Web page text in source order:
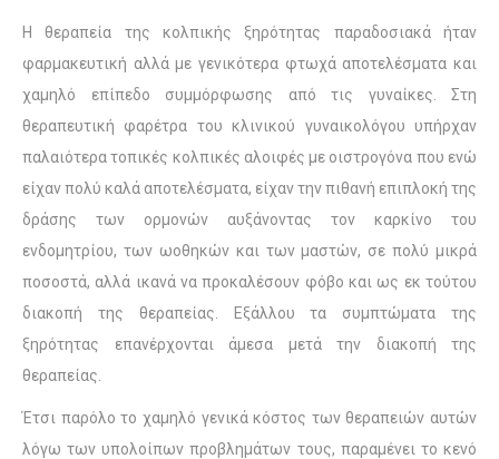
Η θεραπεία της κολπικής ξηρότητας παραδοσιακά ήταν
φαρμακευτική αλλά με γενικότερα φτωχά αποτελέσματα και
χαμηλό επίπεδο συμμόρφωσης από τις γυναίκες. Στη
θεραπευτική φαρέτρα του κλινικού γυναικολόγου υπήρχαν
παλαιότερα τοπικές κολπικές αλοιφές με οιστρογόνα που ενώ
είχαν πολύ καλά αποτελέσματα, είχαν την πιθανή επιπλοκή της
δράσης των ορμονών αυξάνοντας τον καρκίνο του
ενδομητρίου, των ωοθηκών και των μαστών, σε πολύ μικρά
ποσοστά, αλλά ικανά να προκαλέσουν φόβο και ως εκ τούτου
διακοπή της θεραπείας. Εξάλλου τα συμπτώματα της
ξηρότητας επανέρχονται άμεσα μετά την διακοπή της
θεραπείας.
Έτσι παρόλο το χαμηλό γενικά κόστος των θεραπειών αυτών
λόγω των υπολοίπων προβλημάτων τους, παραμένει το κενό